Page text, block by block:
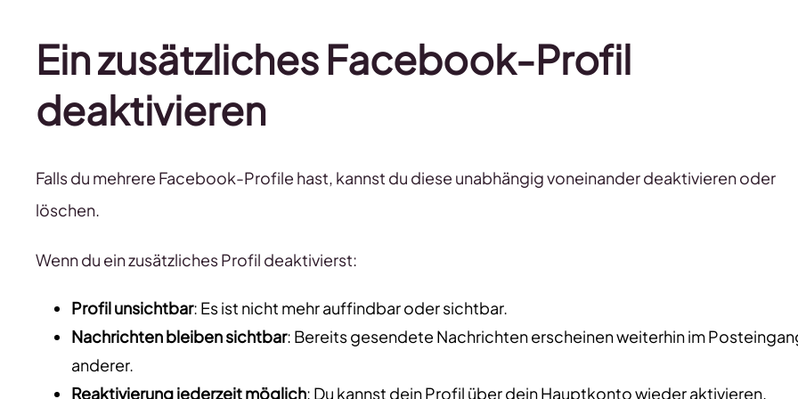
Ein zusätzliches Facebook-Profil
deaktivieren
Falls du mehrere Facebook-Profile hast, kannst du diese unabhängig voneinander deaktivieren oder
löschen.
Wenn du ein zusätzliches Profil deaktivierst:
Profil unsichtbar: Es ist nicht mehr auffindbar oder sichtbar.
Nachrichten bleiben sichtbar: Bereits gesendete Nachrichten erscheinen weiterhin im
anderer.
Reaktivierung jederzeit möglich: Du kannst dein Profil über dein Hauptkonto wieder aktivieren.